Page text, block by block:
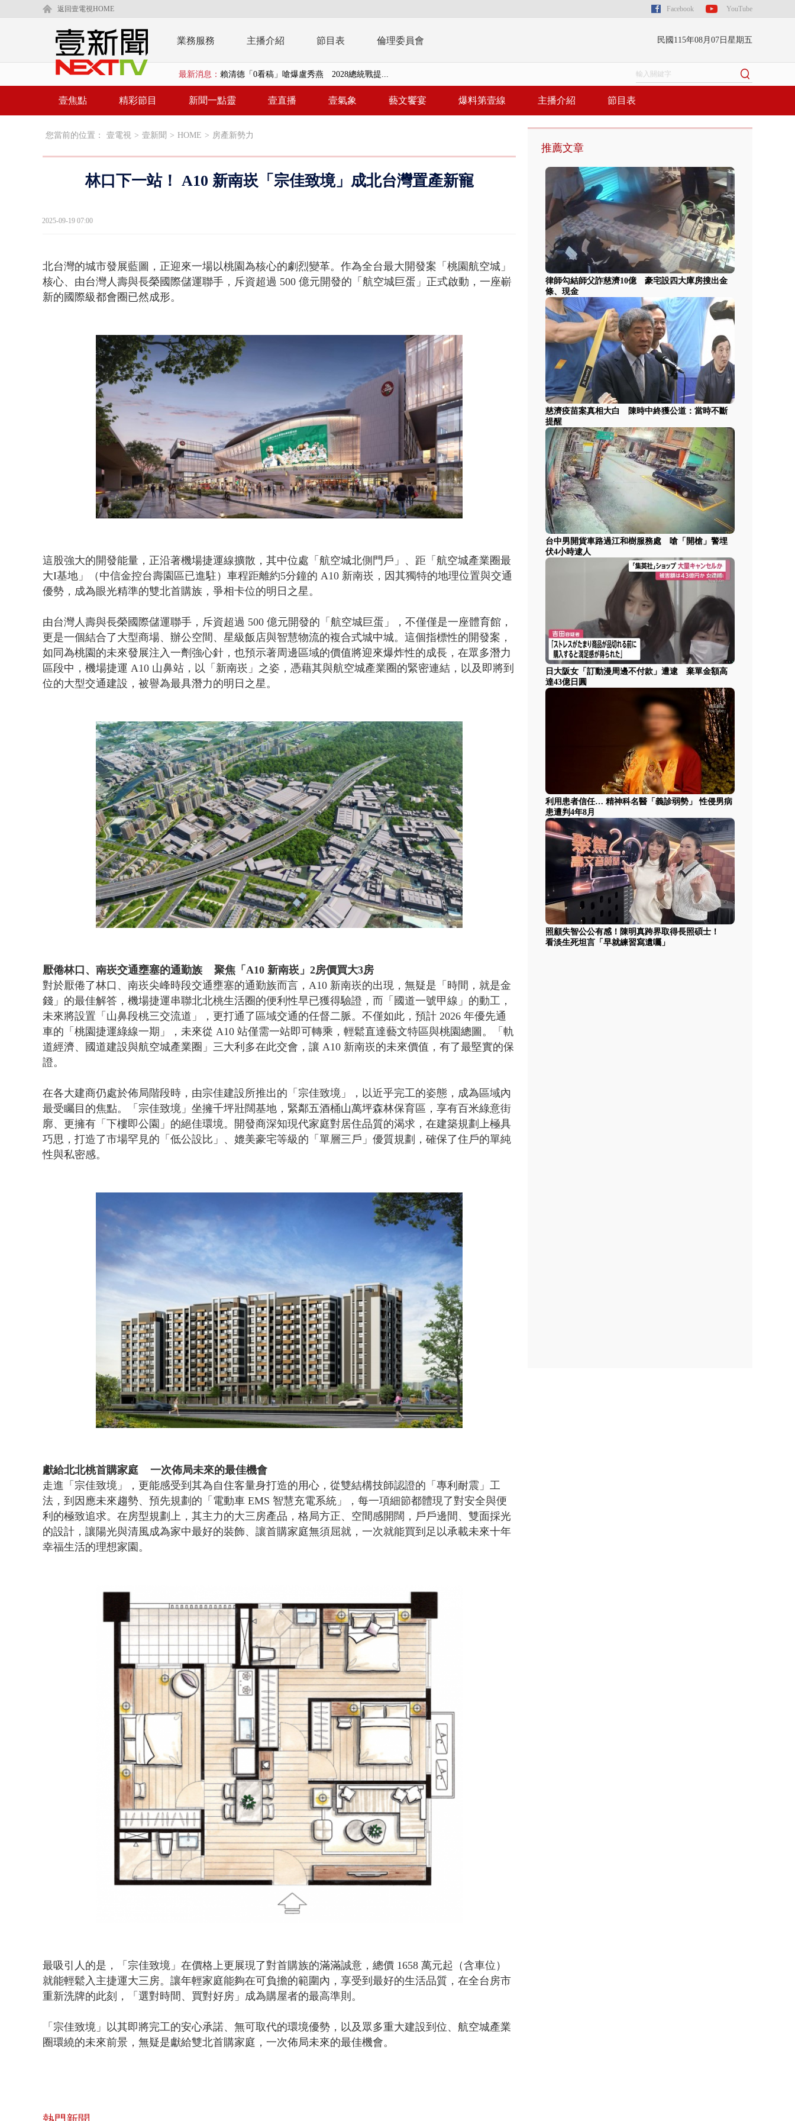
返回壹電視HOME Facebook YouTube
業務服務 主播介紹 節目表 倫理委員會 民國115年08月07日星期五
最新消息：
賴清德「0看稿」嗆爆盧秀燕 2028總統戰提...
EZ WAY個資爭議 連戰媳婦轟財政部不負責任
救生員大武崙戲水失蹤！ 搜救艇翻覆4警消落...
狠詐慈濟「10.8億」 名律師聯手掮客騙買「B...
暗網買5000萬筆個資！ 網軍洩密中共遭起訴...
壹氣象／白海豚進逼！ 外圍雲系影響 北部...
早餐店放迷你拒馬「只有始源可以停」 他真...
壹焦點 精彩節目 新聞一點靈 壹直播 壹氣象 藝文饗宴 爆料第壹線 主播介紹 節目表
您當前的位置： 壹電視 > 壹新聞 > HOME > 房產新勢力
林口下一站！ A10 新南崁「宗佳致境」成北台灣置產新寵
2025-09-19 07:00
北台灣的城市發展藍圖，正迎來一場以桃園為核心的劇烈變革。作為全台最大開發案「桃園航空城」
核心、由台灣人壽與長榮國際儲運聯手，斥資超過 500 億元開發的「航空城巨蛋」正式啟動，一座嶄
新的國際級都會圈已然成形。
這股強大的開發能量，正沿著機場捷運線擴散，其中位處「航空城北側門戶」、距「航空城產業圈最
大I基地」（中信金控台壽園區已進駐）車程距離約5分鐘的 A10 新南崁，因其獨特的地理位置與交通
優勢，成為眼光精準的雙北首購族，爭相卡位的明日之星。
由台灣人壽與長榮國際儲運聯手，斥資超過 500 億元開發的「航空城巨蛋」，不僅僅是一座體育館，
更是一個結合了大型商場、辦公空間、星級飯店與智慧物流的複合式城中城。這個指標性的開發案，
如同為桃園的未來發展注入一劑強心針，也預示著周邊區域的價值將迎來爆炸性的成長，在眾多潛力
區段中，機場捷運 A10 山鼻站，以「新南崁」之姿，憑藉其與航空城產業圈的緊密連結，以及即將到
位的大型交通建設，被譽為最具潛力的明日之星。
厭倦林口、南崁交通壅塞的通勤族 聚焦「A10 新南崁」2房價買大3房
對於厭倦了林口、南崁尖峰時段交通壅塞的通勤族而言，A10 新南崁的出現，無疑是「時間，就是金
錢」的最佳解答，機場捷運串聯北北桃生活圈的便利性早已獲得驗證，而「國道一號甲線」的動工，
未來將設置「山鼻段桃三交流道」，更打通了區域交通的任督二脈。不僅如此，預計 2026 年優先通
車的「桃園捷運綠線一期」，未來從 A10 站僅需一站即可轉乘，輕鬆直達藝文特區與桃園總圖。「軌
道經濟、國道建設與航空城產業圈」三大利多在此交會，讓 A10 新南崁的未來價值，有了最堅實的保
證。
在各大建商仍處於佈局階段時，由宗佳建設所推出的「宗佳致境」，以近乎完工的姿態，成為區域內
最受矚目的焦點。「宗佳致境」坐擁千坪壯闊基地，緊鄰五酒桶山萬坪森林保育區，享有百米綠意街
廓、更擁有「下樓即公園」的絕佳環境。開發商深知現代家庭對居住品質的渴求，在建築規劃上極具
巧思，打造了市場罕見的「低公設比」、媲美豪宅等級的「單層三戶」優質規劃，確保了住戶的單純
性與私密感。
獻給北北桃首購家庭 一次佈局未來的最佳機會
走進「宗佳致境」，更能感受到其為自住客量身打造的用心，從雙結構技師認證的「專利耐震」工
法，到因應未來趨勢、預先規劃的「電動車 EMS 智慧充電系統」，每一項細節都體現了對安全與便
利的極致追求。在房型規劃上，其主力的大三房產品，格局方正、空間感開闊，戶戶邊間、雙面採光
的設計，讓陽光與清風成為家中最好的裝飾、讓首購家庭無須屈就，一次就能買到足以承載未來十年
幸福生活的理想家園。
最吸引人的是，「宗佳致境」在價格上更展現了對首購族的滿滿誠意，總價 1658 萬元起（含車位）
就能輕鬆入主捷運大三房。讓年輕家庭能夠在可負擔的範圍內，享受到最好的生活品質，在全台房市
重新洗牌的此刻，「選對時間、買對好房」成為購屋者的最高準則。
「宗佳致境」以其即將完工的安心承諾、無可取代的環境優勢，以及眾多重大建設到位、航空城產業
圈環繞的未來前景，無疑是獻給雙北首購家庭，一次佈局未來的最佳機會。
推薦文章
律師勾結師父詐慈濟10億 豪宅設四大庫房搜出金
條、現金
慈濟疫苗案真相大白 陳時中終獲公道：當時不斷
提醒
台中男開貨車路過江和樹服務處 嗆「開槍」警埋
伏4小時逮人
日大阪女「訂動漫周邊不付款」遭逮 棄單金額高
達43億日圓
利用患者信任… 精神科名醫「義診弱勢」 性侵男病
患遭判4年8月
照顧失智公公有感！陳明真跨界取得長照碩士！
看淡生死坦言「早就練習寫遺囑」